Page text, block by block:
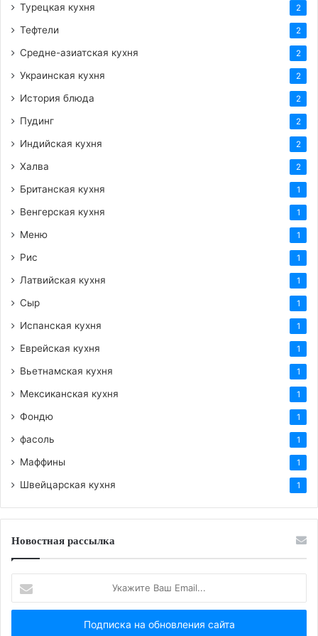
Турецкая кухня 2
Тефтели 2
Средне-азиатская кухня 2
Украинская кухня 2
История блюда 2
Пудинг 2
Индийская кухня 2
Халва 2
Британская кухня 1
Венгерская кухня 1
Меню 1
Рис 1
Латвийская кухня 1
Сыр 1
Испанская кухня 1
Еврейская кухня 1
Вьетнамская кухня 1
Мексиканская кухня 1
Фондю 1
фасоль 1
Маффины 1
Швейцарская кухня 1
Новостная рассылка
Ваш
Email...